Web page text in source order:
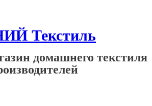
Текстиль
домашнего текстиля